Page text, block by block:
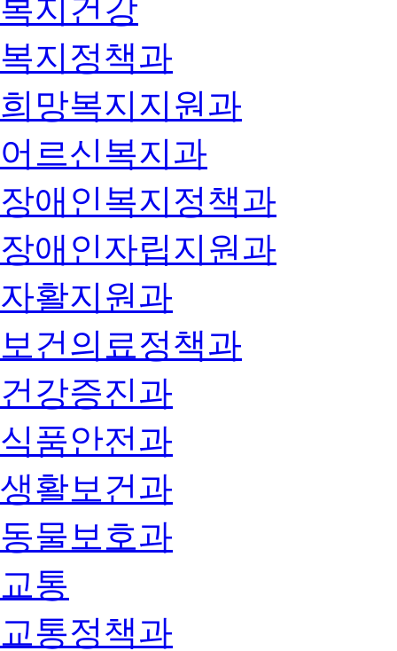
복지건강
복지정책과
희망복지지원과
어르신복지과
장애인복지정책과
장애인자립지원과
자활지원과
보건의료정책과
건강증진과
식품안전과
생활보건과
동물보호과
교통
교통정책과